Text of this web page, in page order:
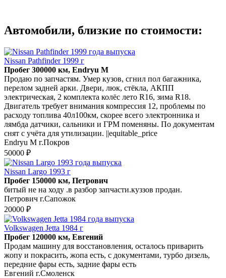
Автомобили, близкие по стоимости:
Nissan Pathfinder 1999 г
Пробег 300000 км, Endryu M
Продаю по запчастям. Умер кузов, сгнил пол багажника,
перелом задней арки. Двери, люк, стёкла, АКПП
электрическая, 2 комплекта колёс лето R16, зима R18.
Двигатель требует внимания компрессия 12, проблемы по
расходу топлива 40л100км, скорее всего электронника и
лямбда датчики, сальники и ГРМ поменяны. По документам
снят с учёта для утилизации. ||equitable_price
Endryu M г.Покров
50000 ₽
Nissan Largo 1993 г
Пробег 150000 км, Петрович
битый не на ходу .в разбор запчасти.куззов продан.
Петрович г.Сапожок
20000 ₽
Volkswagen Jetta 1984 г
Пробег 120000 км, Евгений
Продам машину для восстановления, осталось приварить
жопу и покрасить, жопа есть, с документами, турбо дизель,
передние фары есть, задние фары есть
Евгений г.Смоленск